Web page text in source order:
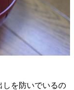
しを防いでいるの